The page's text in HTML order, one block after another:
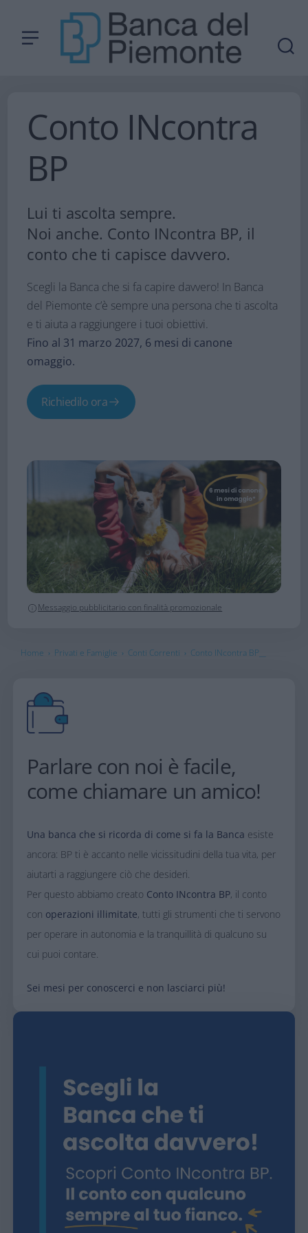
Conto INcontra
BP
Lui ti ascolta sempre.
Noi anche. Conto INcontra BP, il
conto che ti capisce davvero.
Scegli la Banca che si fa capire davvero! In Banca
del Piemonte c’è sempre una persona che ti ascolta
e ti aiuta a raggiungere i tuoi obiettivi.
Fino al 31 marzo 2027, 6 mesi di canone
omaggio.
Richiedilo ora
Messaggio pubblicitario con finalità promozionale
Home › Privati e Famiglie › Conti Correnti › Conto INcontra BP__
Parlare con noi è facile,
come chiamare un amico!
Una banca che si ricorda di come si fa la Banca esiste
ancora: BP ti è accanto nelle vicissitudini della tua vita, per
aiutarti a raggiungere ciò che desideri.
Per questo abbiamo creato Conto INcontra BP, il conto
con operazioni illimitate, tutti gli strumenti che ti servono
per operare in autonomia e la tranquillità di qualcuno su
cui puoi contare.
Sei mesi per conoscerci e non lasciarci più!